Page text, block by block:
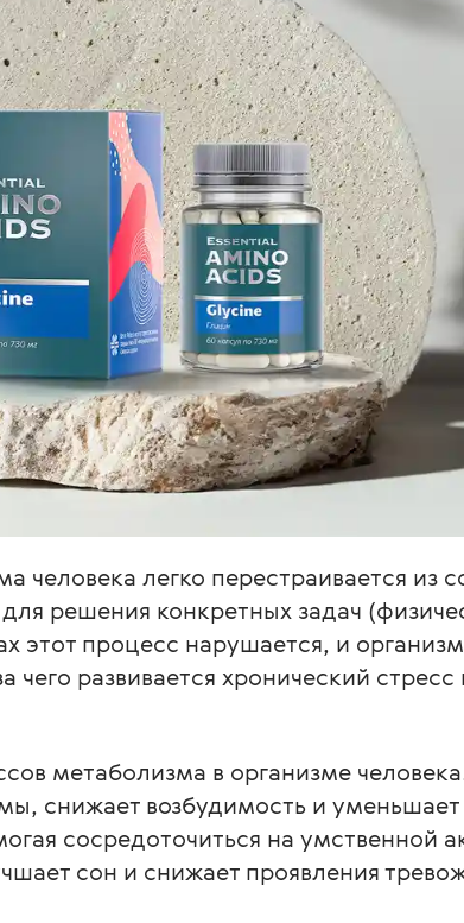
человека легко перестраивается из
решения конкретных задач
этот процесс нарушается, и
развивается хронический стресс
метаболизма в организме
снижает возбудимость и уменьшает
сосредоточиться на умственной
сон и снижает проявления